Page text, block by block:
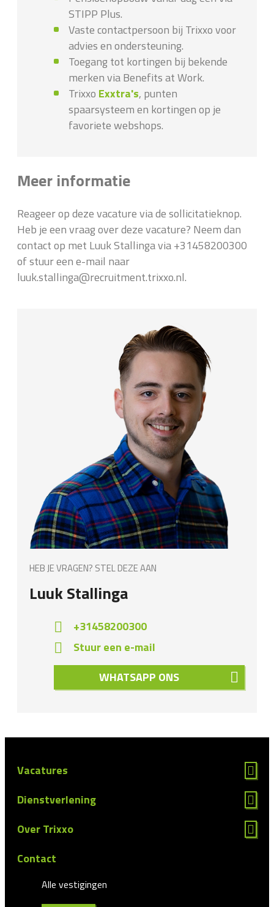
STIPP Plus.
Vaste contactpersoon bij Trixxo voor
advies en ondersteuning.
Toegang tot kortingen bij bekende
merken via Benefits at Work.
Trixxo Exxtra's, punten
spaarsysteem en kortingen op je
favoriete webshops.
Meer informatie
Reageer op deze vacature via de sollicitatieknop.
Heb je een vraag over deze vacature? Neem dan
contact op met Luuk Stallinga via +31458200300
of stuur een e-mail naar
luuk.stallinga@recruitment.trixxo.nl.
HEB JE VRAGEN? STEL DEZE AAN
Luuk Stallinga
+31458200300
Stuur een e-mail
WHATSAPP ONS
Vacatures
Dienstverlening
Over Trixxo
Contact
Alle vestigingen